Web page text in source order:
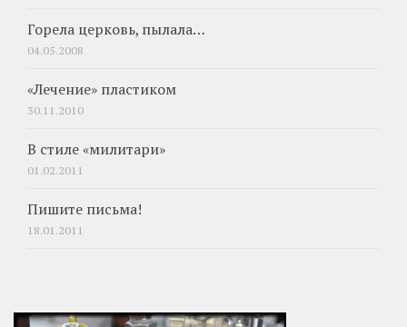
Горела церковь, пылала…
04.05.2008
«Лечение» пластиком
30.11.2010
В стиле «милитари»
01.02.2011
Пишите письма!
18.01.2011